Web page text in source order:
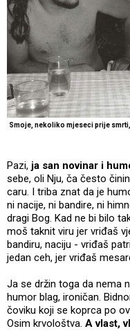
Smoje, nekoliko mjeseci prije
Pazi, ja san novinar i
sebe, oli Nju, ča često
caru. I triba znat da je
ni nacije, ni bandire, ni
dragi Bog. Kad ne bi bilo
moš taknit viru jer vriđaš
bandiru, naciju - vriđaš
jedan ceh, jer vriđaš
Ja se držin toga da nema
humor blag, ironičan.
čoviku koji se koprca po
Osim krvološtva. A vlast,